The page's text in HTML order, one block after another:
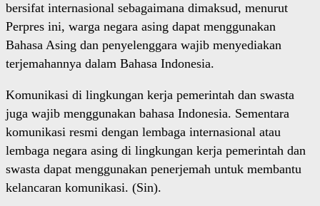
bersifat internasional sebagaimana dimaksud, menurut
Perpres ini, warga negara asing dapat menggunakan
Bahasa Asing dan penyelenggara wajib menyediakan
terjemahannya dalam Bahasa Indonesia.
Komunikasi di lingkungan kerja pemerintah dan swasta
juga wajib menggunakan bahasa Indonesia. Sementara
komunikasi resmi dengan lembaga internasional atau
lembaga negara asing di lingkungan kerja pemerintah dan
swasta dapat menggunakan penerjemah untuk membantu
kelancaran komunikasi. (Sin).